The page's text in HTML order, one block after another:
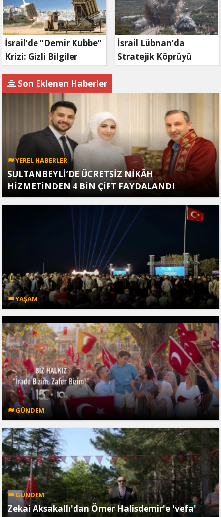
İsrail’de “Demir Kubbe”
Krizi: Gizli Bilgiler
Gözaltında
İsrail Lübnan’da
Stratejik Köprüyü
Son Eklenen Haberler
YEREL HABERLER
SULTANBEYLİ’DE ÜCRETSİZ NİKÂH
HİZMETİNDEN 4 BİN ÇİFT FAYDALANDI
YAŞAM
GÜNDEM
GÜNDEM
Zekai Aksakallı'dan Ömer Halisdemir'e 'vefa'